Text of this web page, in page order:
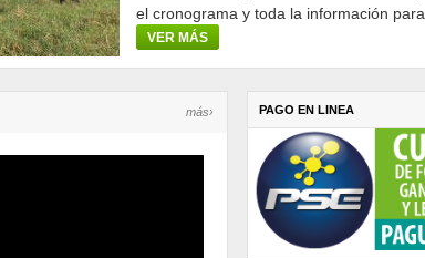
el cronograma y toda la información para
participar.
VER MÁS
más› PAGO EN LINEA